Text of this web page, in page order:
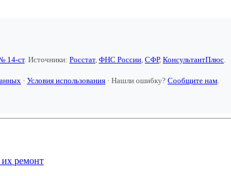
14-ст. Источники: Росстат, ФНС России, СФР, КонсультантПлюс.
· Условия использования · Нашли ошибку? Сообщите нам.
их ремонт